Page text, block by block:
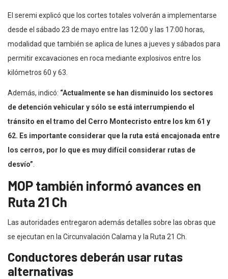
El seremi explicó que los cortes totales volverán a implementarse
desde el sábado 23 de mayo entre las 12:00 y las 17:00 horas,
modalidad que también se aplica de lunes a jueves y sábados para
permitir excavaciones en roca mediante explosivos entre los
kilómetros 60 y 63.
Además, indicó: “Actualmente se han disminuido los sectores
de detención vehicular y sólo se está interrumpiendo el
tránsito en el tramo del Cerro Montecristo entre los km 61 y
62. Es importante considerar que la ruta está encajonada entre
los cerros, por lo que es muy difícil considerar rutas de
desvío”
MOP también informó avances en
Ruta 21 Ch
Las autoridades entregaron además detalles sobre las obras que
se ejecutan en la Circunvalación Calama y la Ruta 21 Ch.
Conductores deberán usar rutas
alternativas